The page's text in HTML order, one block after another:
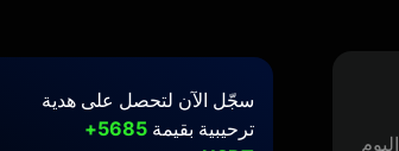
اليوم
سجّل الآن لتحصل على هدية
ترحيبية بقيمة
5685+